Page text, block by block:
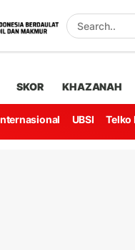
SKOR KHAZANAH
UBSI Telko